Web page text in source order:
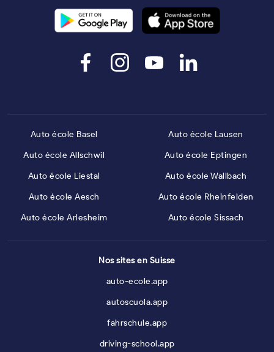
Auto école Basel
Auto école Allschwil
Auto école Liestal
Auto école Aesch
Auto école Arlesheim
Auto école Lausen
Auto école Eptingen
Auto école Wallbach
Auto école Rheinfelden
Auto école Sissach
Nos sites en Suisse
auto-ecole.app
autoscuola.app
fahrschule.app
driving-school.app